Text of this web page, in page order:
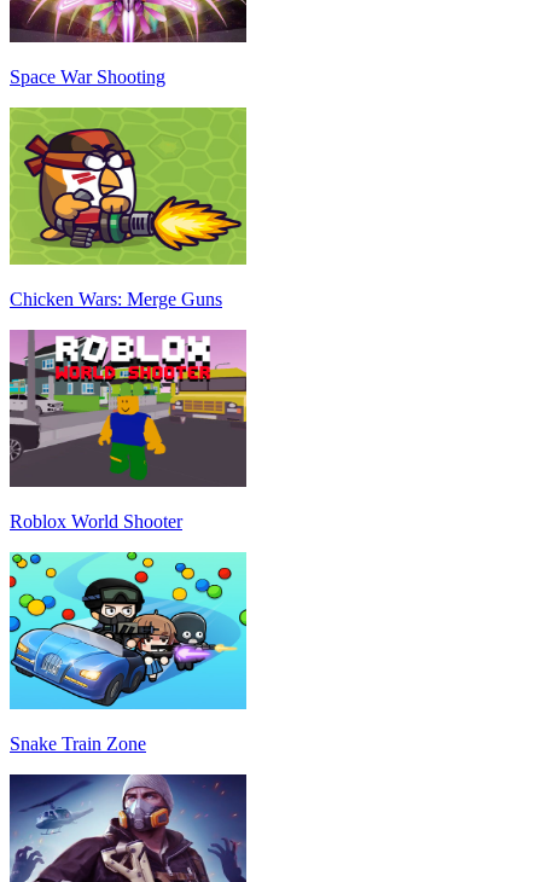
Space War Shooting
Chicken Wars: Merge Guns
Roblox World Shooter
Snake Train Zone